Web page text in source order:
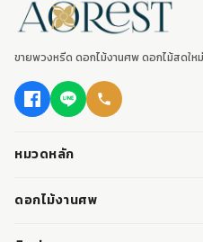
ขายพวงหรีด ดอกไม้งานศพ ดอกไม้สดให
หมวดหลัก
พวงหรีด
ดอกไม้งานศพ
ดอกไม้หน้าศพ